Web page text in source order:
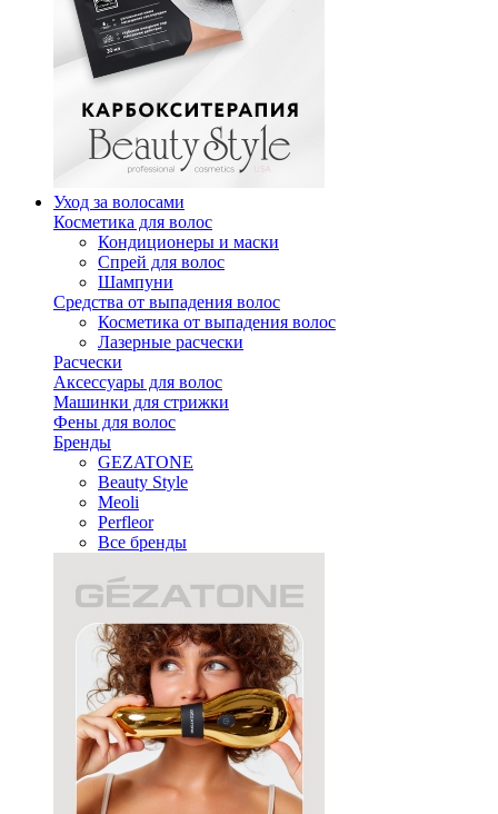
Уход за волосами
Косметика для волос
Кондиционеры и маски
Спрей для волос
Шампуни
Средства от выпадения волос
Косметика от выпадения волос
Лазерные расчески
Расчески
Аксессуары для волос
Машинки для стрижки
Фены для волос
Бренды
GEZATONE
Beauty Style
Meoli
Perfleor
Все бренды